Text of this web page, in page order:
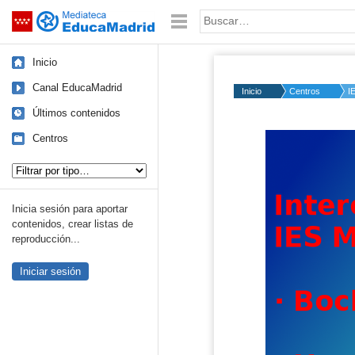
Saltar navegación Palabra o frase:
Inicio
Canal EducaMadrid
Últimos contenidos
Centros
Inicia sesión para aportar
contenidos, crear listas de
reproducción...
Iniciar sesión
Inicio Centros